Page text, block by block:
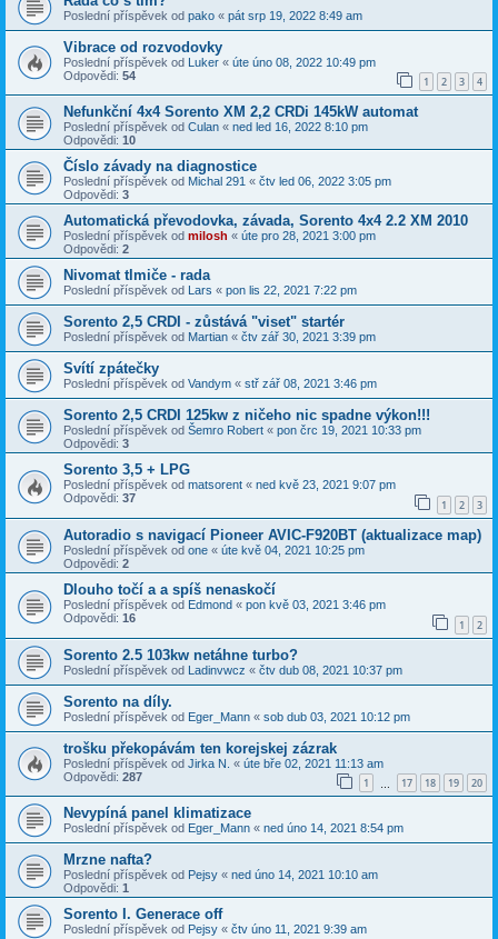
Poslední příspěvek od pako « pát srp 19, 2022 8:49 am
Vibrace od rozvodovky
Poslední příspěvek od Luker « úte úno 08, 2022 10:49 pm
Odpovědi: 54 1 2 3 4
Nefunkční 4x4 Sorento XM 2,2 CRDi 145kW automat
Poslední příspěvek od Culan « ned led 16, 2022 8:10 pm
Odpovědi: 10
Číslo závady na diagnostice
Poslední příspěvek od Michal 291 « čtv led 06, 2022 3:05 pm
Odpovědi: 3
Automatická převodovka, závada, Sorento 4x4 2.2 XM 2010
Poslední příspěvek od milosh « úte pro 28, 2021 3:00 pm
Odpovědi: 2
Nivomat tlmiče - rada
Poslední příspěvek od Lars « pon lis 22, 2021 7:22 pm
Sorento 2,5 CRDI - zůstává "viset" startér
Poslední příspěvek od Martian « čtv zář 30, 2021 3:39 pm
Svítí zpátečky
Poslední příspěvek od Vandym « stř zář 08, 2021 3:46 pm
Sorento 2,5 CRDI 125kw z ničeho nic spadne výkon!!!
Poslední příspěvek od Šemro Robert « pon črc 19, 2021 10:33 pm
Odpovědi: 3
Sorento 3,5 + LPG
Poslední příspěvek od matsorent « ned kvě 23, 2021 9:07 pm
Odpovědi: 37 1 2 3
Autoradio s navigací Pioneer AVIC-F920BT (aktualizace map)
Poslední příspěvek od one « úte kvě 04, 2021 10:25 pm
Odpovědi: 2
Dlouho točí a a spíš nenaskočí
Poslední příspěvek od Edmond « pon kvě 03, 2021 3:46 pm
Odpovědi: 16 1 2
Sorento 2.5 103kw netáhne turbo?
Poslední příspěvek od Ladinvwcz « čtv dub 08, 2021 10:37 pm
Sorento na díly.
Poslední příspěvek od Eger_Mann « sob dub 03, 2021 10:12 pm
trošku překopávám ten korejskej zázrak
Poslední příspěvek od Jirka N. « úte bře 02, 2021 11:13 am
Odpovědi: 287 1 17 18 19 20
Nevypíná panel klimatizace
Poslední příspěvek od Eger_Mann « ned úno 14, 2021 8:54 pm
Mrzne nafta?
Poslední příspěvek od Pejsy « ned úno 14, 2021 10:10 am
Odpovědi: 1
Sorento I. Generace off
Poslední příspěvek od Pejsy « čtv úno 11, 2021 9:39 am